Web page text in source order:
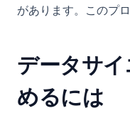
があります。このプ
データサ
めるには